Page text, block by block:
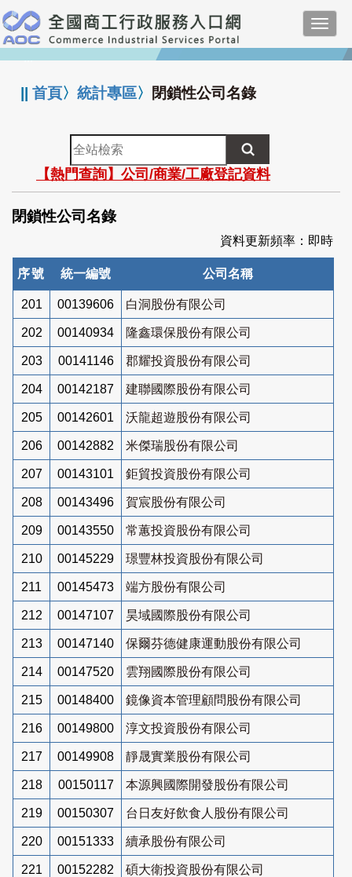
跳
到
主
要
:::
||首頁〉統計專區〉 閉鎖性公司名錄
全
站
檢
索
【熱門查詢】公司/商業/工廠登記資料
閉鎖性公司名錄
資料更新頻率：即時
序號 統一編號 公司名稱
201 00139606 白洞股份有限公司
202 00140934 隆鑫環保股份有限公司
203 00141146 郡耀投資股份有限公司
204 00142187 建聯國際股份有限公司
205 00142601 沃龍超遊股份有限公司
206 00142882 米傑瑞股份有限公司
207 00143101 鉅貿投資股份有限公司
208 00143496 賀宸股份有限公司
209 00143550 常蕙投資股份有限公司
210 00145229 璟豐林投資股份有限公司
211 00145473 端方股份有限公司
212 00147107 昊域國際股份有限公司
213 00147140 保爾芬德健康運動股份有限公司
214 00147520 雲翔國際股份有限公司
215 00148400 鏡像資本管理顧問股份有限公司
216 00149800 淳文投資股份有限公司
217 00149908 靜晟實業股份有限公司
218 00150117 本源興國際開發股份有限公司
219 00150307 台日友好飲食人股份有限公司
220 00151333 續承股份有限公司
221 00152282 碩大衛投資股份有限公司